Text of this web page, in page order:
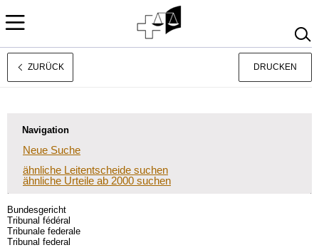
Français
ZURÜCK DRUCKEN
Navigation
Neue Suche
ähnliche Leitentscheide suchen
ähnliche Urteile ab 2000 suchen
Bundesgericht
Tribunal fédéral
Tribunale federale
Tribunal federal